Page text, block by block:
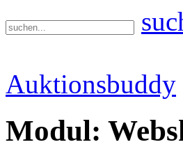
Auktionsbuddy
Modul: